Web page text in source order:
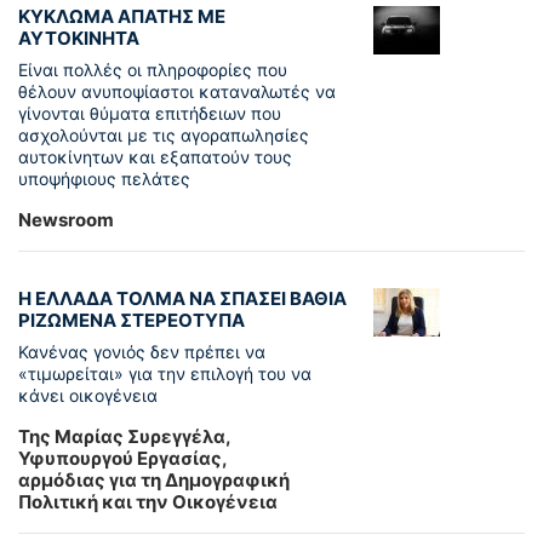
ΚΥΚΛΩΜΑ ΑΠΑΤΗΣ ΜΕ
ΑΥΤΟΚΙΝΗΤΑ
Είναι πολλές οι πληροφορίες που
θέλουν ανυποψίαστοι καταναλωτές να
γίνονται θύματα επιτήδειων που
ασχολούνται με τις αγοραπωλησίες
αυτοκίνητων και εξαπατούν τους
υποψήφιους πελάτες
Newsroom
Η ΕΛΛΑΔΑ ΤΟΛΜΑ ΝΑ ΣΠΑΣΕΙ ΒΑΘΙΑ
ΡΙΖΩΜΕΝΑ ΣΤΕΡΕΟΤΥΠΑ
Κανένας γονιός δεν πρέπει να
«τιμωρείται» για την επιλογή του να
κάνει οικογένεια
Της Μαρίας Συρεγγέλα,
Υφυπουργού Εργασίας,
αρμόδιας για τη Δημογραφική
Πολιτική και την Οικογένεια